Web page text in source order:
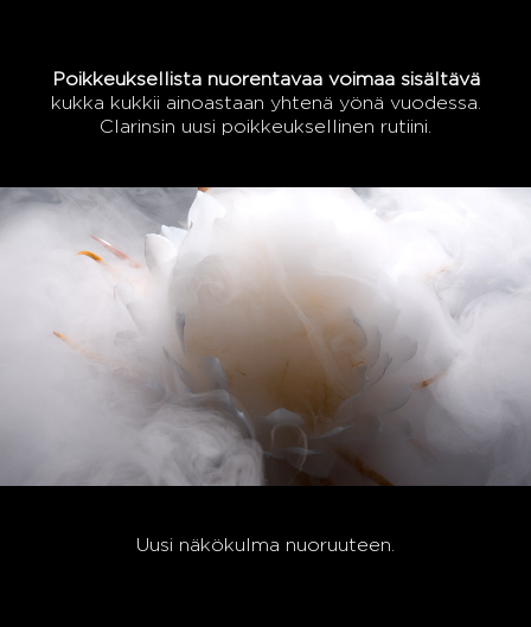
Poikkeuksellista nuorentavaa voimaa sisältävä
kukka kukkii ainoastaan yhtenä yönä vuodessa.
Clarinsin uusi poikkeuksellinen rutiini.
Uusi näkökulma nuoruuteen.